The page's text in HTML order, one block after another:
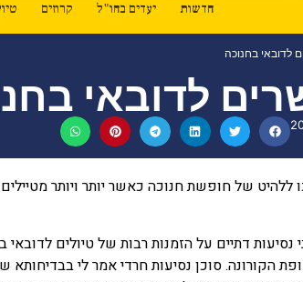
חדשות יעדים בחו"ל קרוזים
לדובאי בחנוכה
לדובאי
ללהיט של חופשת חנוכה כאשר יותר ויותר
נסיעות דתיים על הזמנות רבות של טיולים
הקורונה. סוכן נסיעות חרדי אמר לי בבדיחותא